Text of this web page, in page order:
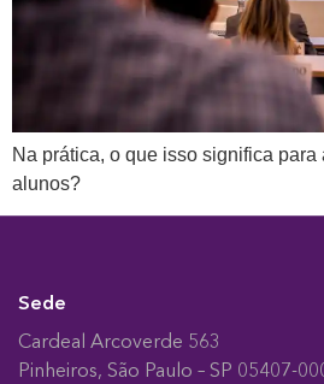
Na prática, o que isso significa
alunos?
Sede
Cardeal Arcoverde 563
Pinheiros, São Paulo – SP 05407-